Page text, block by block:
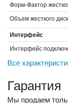
Форм-Фактор
Объем жесткого
Интерфейс
Интерфейс
Все
Гарантия
Мы продаем